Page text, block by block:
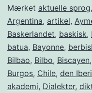
Mærket aktuelle sprog,
Argentina, artikel,
Baskerlandet, baskisk,
batua, Bayonne,
Bilbao, Bilbo, Biscayen,
Burgos, Chile, den
akademi, Dialekter,